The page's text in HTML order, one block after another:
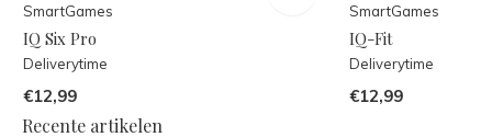
SmartGames
IQ Six Pro
Deliverytime
€12,99
SmartGames
IQ-Fit
Deliverytime
€12,99
Recente artikelen